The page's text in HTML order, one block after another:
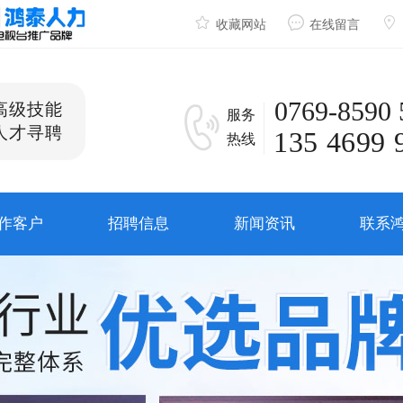
收藏网站 在线留言
级技能
才寻聘
服务
热线
0769-8590
135 4699
客户 招聘信息 新闻资讯 联系